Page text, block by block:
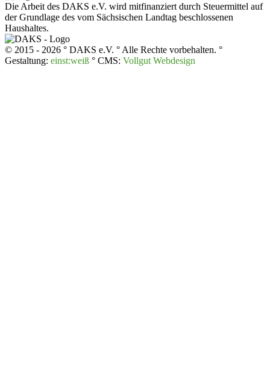
Die Arbeit des DAKS e.V. wird mitfinanziert durch Steuermittel auf
der Grundlage des vom Sächsischen Landtag beschlossenen
Haushaltes.
© 2015 - 2026 ° DAKS e.V. ° Alle Rechte vorbehalten. °
Gestaltung: einst:weiß ° CMS: Vollgut Webdesign